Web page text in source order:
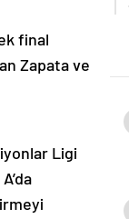
final
Zapata ve
Ligi